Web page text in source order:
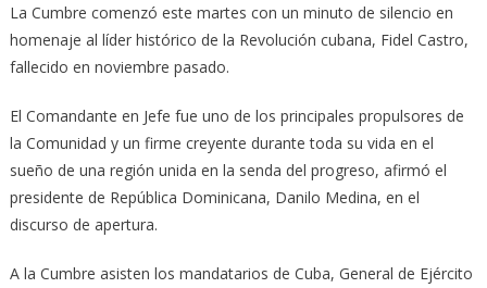
La Cumbre comenzó este martes con un minuto de silencio en
homenaje al líder histórico de la Revolución cubana, Fidel Castro,
fallecido en noviembre pasado.
El Comandante en Jefe fue uno de los principales propulsores de
la Comunidad y un firme creyente durante toda su vida en el
sueño de una región unida en la senda del progreso, afirmó el
presidente de República Dominicana, Danilo Medina, en el
discurso de apertura.
A la Cumbre asisten los mandatarios de Cuba, General de Ejército